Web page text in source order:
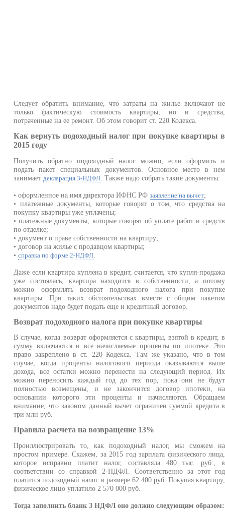
Следует обратить внимание, что затраты на жилье включают не
только фактическую стоимость квартиры, но и средства,
потраченные на ее ремонт. Об этом говорит ст. 220 Кодекса.
Как вернуть подоходный налог при покупке квартиры в
2015 году
Получить обратно подоходный налог можно, если оформить и
подать пакет специальных документов. Основное место в нем
занимает декларация 3-НДФЛ . Также надо собрать такие документы:
• оформленное на имя директора ИФНС РФзаявление на вычет;
• платежные документы, которые говорят о том, что средства на
покупку квартиры уже уплачены;
• платежные документы, которые говорят об уплате работ и средств
по отделке;
• документ о праве собственности на квартиру;
• договор на жилье с продавцом квартиры;
•справка по форме 2-НДФЛ
Даже если квартира куплена в кредит, считается, что купля-продажа
уже состоялась, квартира находится в собственности, а потому
можно оформлять возврат подоходного налога при покупке
квартиры. При таких обстоятельствах вместе с общим пакетом
документов надо будет подать еще и кредитный договор.
Возврат подоходного налога при покупке квартиры
В случае, когда возврат оформляется с квартиры, взятой в кредит, в
сумму включаются и все начисляемые проценты по ипотеке. Это
право закреплено в ст. 220 Кодекса. Там же указано, что в том
случае, когда проценты налогового периода оказываются выше
дохода, все остатки можно перенести на следующий период. Их
можно переносить каждый год до тех пор, пока они не будут
полностью возмещены, и не закончится договор ипотеки, на
основании которого эти проценты и начисляются. Обращаем
внимание, что законом данный вычет ограничен суммой кредита в
три млн руб.
Правила расчета на возвращение 13%
Проиллюстрировать то, как подоходный налог, мы сможем на
простом примере. Скажем, за 2015 год зарплата физического лица,
которое исправно платит налог, составляла 480 тыс. руб., в
соответствии со справкой 2-НДФЛ. Соответственно за этот год
платится подоходный налог в размере 62 400 руб. Покупая квартиру,
физическое лицо уплатило 2 570 000 руб.
Тогда заполнить бланк 3 НДФЛ оно должно следующим образом: